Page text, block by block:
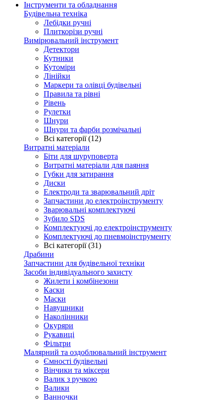
Інструменти та обладнання
Будівельна техніка
Лебідки ручні
Плиткорізи ручні
Вимірювальний інструмент
Детектори
Кутники
Кутоміри
Лінійки
Маркери та олівці будівельні
Правила та рівні
Рівень
Рулетки
Шнури
Шнури та фарби розмічальні
Всі категорії (12)
Витратні матеріали
Біти для шуруповерта
Витратні матеріали для паяння
Губки для затирання
Диски
Електроди та зварювальний дріт
Запчастини до електроінструменту
Зварювальні комплектуючі
Зубило SDS
Комплектуючі до електроінструменту
Комплектуючі до пневмоінструменту
Всі категорії (31)
Драбини
Запчастини для будівельної техніки
Засоби індивідуального захисту
Жилети і комбінезони
Каски
Маски
Навушники
Наколінники
Окуряри
Рукавиці
Фільтри
Малярний та оздоблювальний інструмент
Ємності будівельні
Вінчики та міксери
Валик з ручкою
Валики
Ванночки